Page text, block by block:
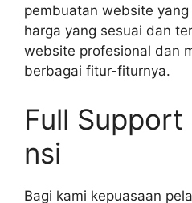
pembuatan website
harga yang sesuai dan
website profesional dan
berbagai fitur-fiturnya.
Full Support
nsi
Bagi kami kepuasaan